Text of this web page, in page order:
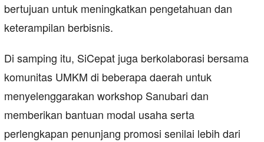
bertujuan untuk meningkatkan pengetahuan dan
keterampilan berbisnis.
Di samping itu, SiCepat juga berkolaborasi bersama
komunitas UMKM di beberapa daerah untuk
menyelenggarakan workshop Sanubari dan
memberikan bantuan modal usaha serta
perlengkapan penunjang promosi senilai lebih dari